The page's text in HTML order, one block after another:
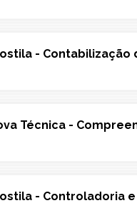
- Contabilização
Técnica -
- Controladoria